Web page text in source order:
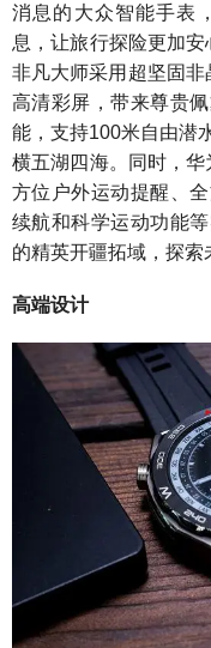
消息的大众智能手表
息，让旅行探险更加
非凡大师采用超坚固
高清彩屏，带来尊贵
能，支持100米自由潜
横五湖四海。同时，
方位户外运动提醒、
续航和科学运动功能
的精英开疆拓域，探索
高端设计